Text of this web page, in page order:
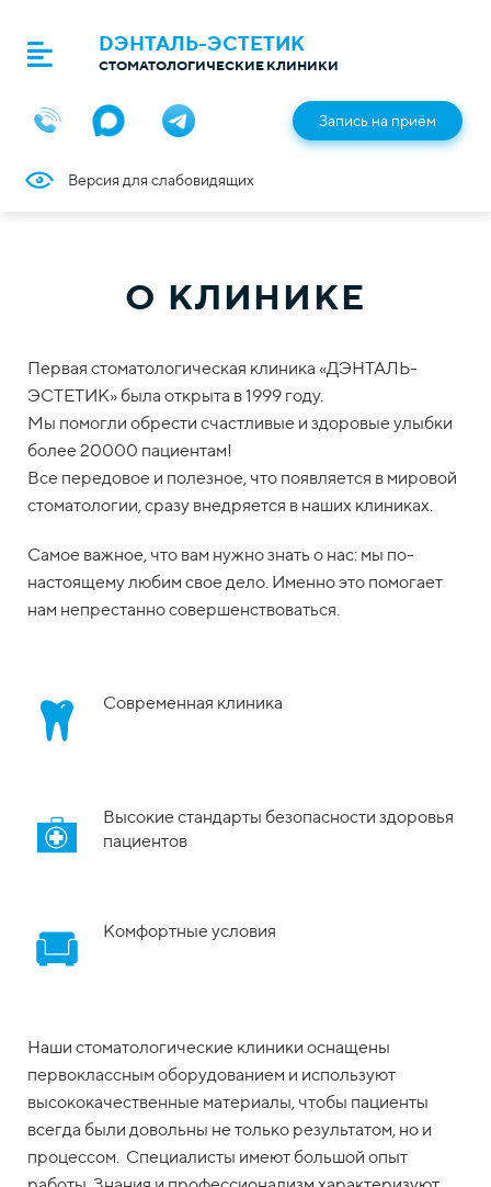
DЭНТАЛЬ-ЭСТЕТИК
СТОМАТОЛОГИЧЕСКИЕ КЛИНИКИ
Запись на приём
Версия для слабовидящих
О КЛИНИКЕ
Первая стоматологическая клиника «ДЭНТАЛЬ-
ЭСТЕТИК» была открыта в 1999 году.
Мы помогли обрести счастливые и здоровые улыбки
более 20000 пациентам!
Все передовое и полезное, что появляется в мировой
стоматологии, сразу внедряется в наших клиниках.
Cамое важное, что вам нужно знать о нас: мы по-
настоящему любим свое дело. Именно это помогает
нам непрестанно совершенствоваться.
Современная клиника
Высокие стандарты безопасности здоровья
пациентов
Комфортные условия
Наши стоматологические клиники оснащены
первоклассным оборудованием и используют
высококачественные материалы, чтобы пациенты
всегда были довольны не только результатом, но и
процессом. Специалисты имеют большой опыт